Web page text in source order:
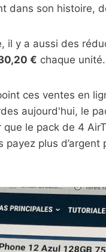
dans son histoire,
il y a aussi des
€ chaque unité.
ces ventes en
aujourd'hui, le
que le pack de 4
plus